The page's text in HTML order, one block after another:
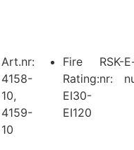
Art.nr:
4158-
10,
4159-
10
Fire
Rating:
EI30-
EI120
RSK-
nr: